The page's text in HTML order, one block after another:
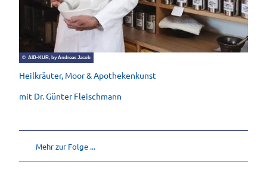
© AIB-KUR, by Andreas Jacob
Heilkräuter, Moor & Apothekenkunst
mit Dr. Günter Fleischmann
Mehr zur Folge ...